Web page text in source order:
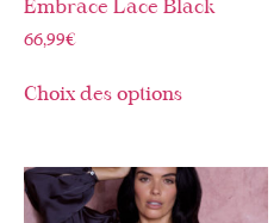
Embrace Lace Black
66,99€
Choix des options